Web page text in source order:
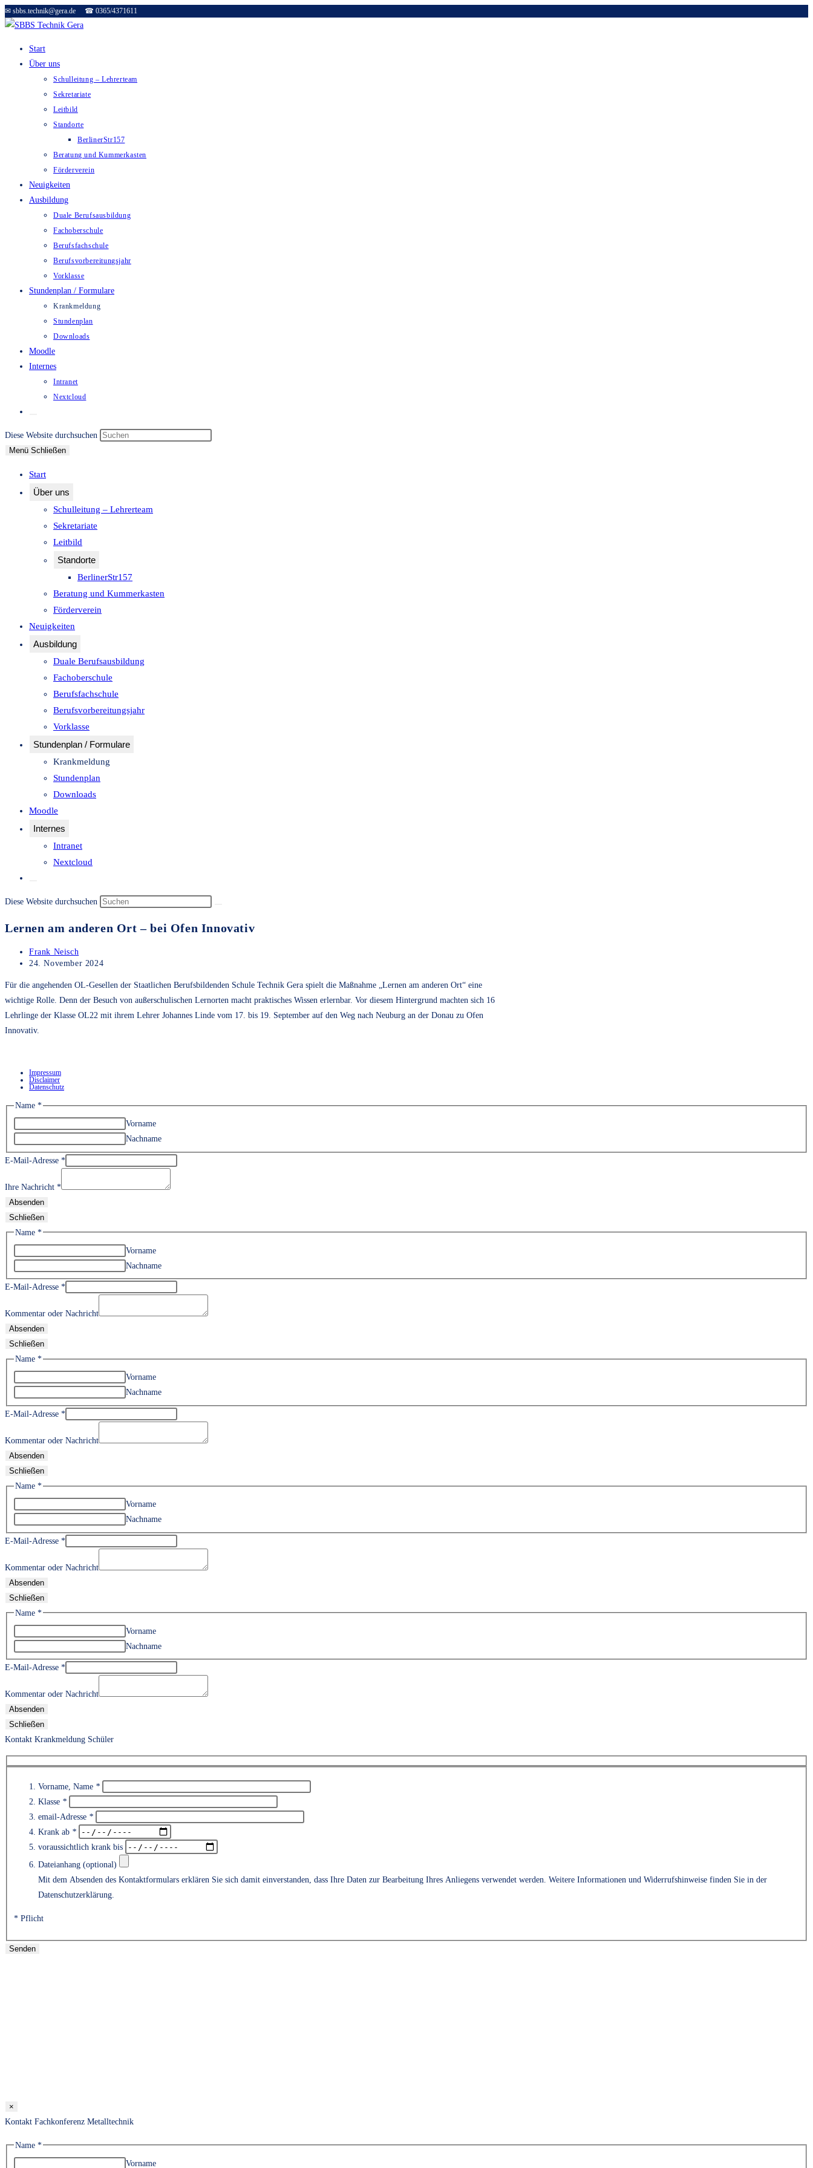
Zum
Inhalt
✉ sbbs.technik@gera.de ☎ 0365/4371611
Start
Über uns
Schulleitung – Lehrerteam
Sekretariate
Leitbild
Standorte
BerlinerStr157
Beratung und Kummerkasten
Förderverein
Neuigkeiten
Ausbildung
Duale Berufsausbildung
Fachoberschule
Berufsfachschule
Berufsvorbereitungsjahr
Vorklasse
Stundenplan / Formulare
Krankmeldung
Stundenplan
Downloads
Moodle
Internes
Intranet
Nextcloud
umschalten
Diese Website durchsuchen
Menü Schließen
Start
Über uns
Schulleitung – Lehrerteam
Sekretariate
Leitbild
Standorte
BerlinerStr157
Beratung und Kummerkasten
Förderverein
Neuigkeiten
Ausbildung
Duale Berufsausbildung
Fachoberschule
Berufsfachschule
Berufsvorbereitungsjahr
Vorklasse
Stundenplan / Formulare
Krankmeldung
Stundenplan
Downloads
Moodle
Internes
Intranet
Nextcloud
umschalten
Diese Website durchsuchen
Lernen am anderen Ort – bei Ofen Innovativ
Beitrags-
Autor:
Frank Neisch
Beitrag
24. November 2024
Für die angehenden OL-Gesellen der Staatlichen Berufsbildenden Schule Technik Gera spielt die Maßnahme „Lernen am anderen Ort“ eine
wichtige Rolle. Denn der Besuch von außerschulischen Lernorten macht praktisches Wissen erlernbar. Vor diesem Hintergrund machten sich 16
Lehrlinge der Klasse OL22 mit ihrem Lehrer Johannes Linde vom 17. bis 19. September auf den Weg nach Neuburg an der Donau zu Ofen
Innovativ.
Impressum
Disclaimer
Datenschutz
Name *
Vorname
Nachname
E-Mail-Adresse *
Ihre Nachricht *
Absenden
Schließen
Name *
Vorname
Nachname
E-Mail-Adresse *
Kommentar oder Nachricht
Absenden
Schließen
Name *
Vorname
Nachname
E-Mail-Adresse *
Kommentar oder Nachricht
Absenden
Schließen
Name *
Vorname
Nachname
E-Mail-Adresse *
Kommentar oder Nachricht
Absenden
Schließen
Name *
Vorname
Nachname
E-Mail-Adresse *
Kommentar oder Nachricht
Absenden
Schließen
Kontakt Krankmeldung Schüler
Vorname, Name *
Klasse *
email-Adresse *
Krank ab *
voraussichtlich krank bis
Dateianhang (optional)
Mit dem Absenden des Kontaktformulars erklären Sie sich damit einverstanden, dass Ihre Daten zur Bearbeitung Ihres Anliegens verwendet werden. Weitere Informationen und Widerrufshinweise finden Sie in der
Datenschutzerklärung.
* Pflicht
×
Kontakt Fachkonferenz Metalltechnik
Name *
Vorname